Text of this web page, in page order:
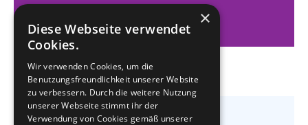
×
Diese Webseite verwendet
Cookies.
Wir verwenden Cookies, um die
Benutzungsfreundlichkeit unserer Website
zu verbessern. Durch die weitere Nutzung
unserer Webseite stimmt ihr der
Verwendung von Cookies gemäß unserer